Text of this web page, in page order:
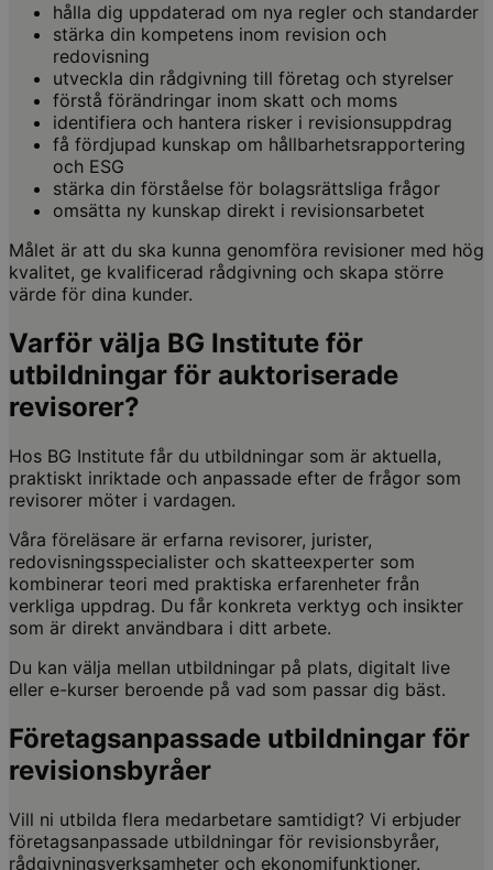
hålla dig uppdaterad om nya regler och standarder
stärka din kompetens inom revision och
redovisning
utveckla din rådgivning till företag och styrelser
förstå förändringar inom skatt och moms
identifiera och hantera risker i revisionsuppdrag
få fördjupad kunskap om hållbarhetsrapportering
och ESG
stärka din förståelse för bolagsrättsliga frågor
omsätta ny kunskap direkt i revisionsarbetet
Målet är att du ska kunna genomföra revisioner med hög
kvalitet, ge kvalificerad rådgivning och skapa större
värde för dina kunder.
Varför välja BG Institute för
utbildningar för auktoriserade
revisorer?
Hos BG Institute får du utbildningar som är aktuella,
praktiskt inriktade och anpassade efter de frågor som
revisorer möter i vardagen.
Våra föreläsare är erfarna revisorer, jurister,
redovisningsspecialister och skatteexperter som
kombinerar teori med praktiska erfarenheter från
verkliga uppdrag. Du får konkreta verktyg och insikter
som är direkt användbara i ditt arbete.
Du kan välja mellan utbildningar på plats, digitalt live
eller e-kurser beroende på vad som passar dig bäst.
Företagsanpassade utbildningar för
revisionsbyråer
Vill ni utbilda flera medarbetare samtidigt? Vi erbjuder
företagsanpassade utbildningar för revisionsbyråer,
rådgivningsverksamheter och ekonomifunktioner.